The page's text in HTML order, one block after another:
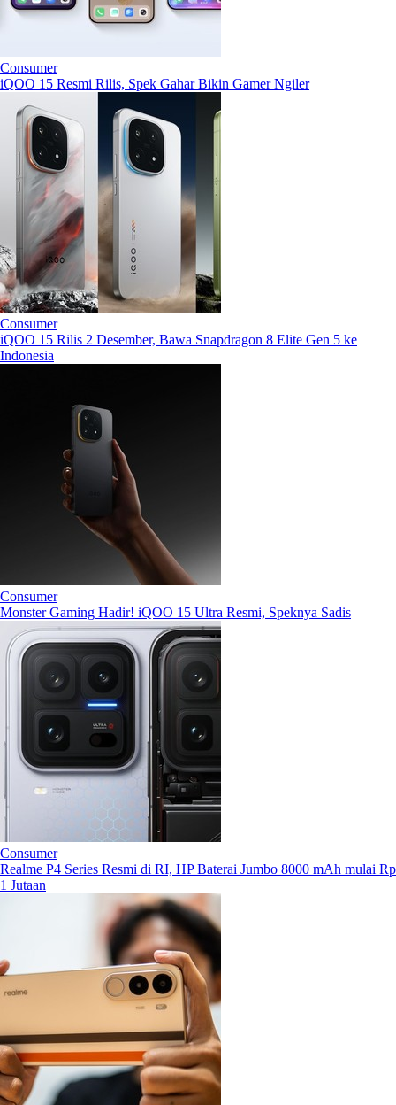
Consumer
iQOO 15 Resmi Rilis, Spek Gahar Bikin Gamer Ngiler
Consumer
iQOO 15 Rilis 2 Desember, Bawa Snapdragon 8 Elite Gen 5 ke
Indonesia
Consumer
Monster Gaming Hadir! iQOO 15 Ultra Resmi, Speknya Sadis
Consumer
Realme P4 Series Resmi di RI, HP Baterai Jumbo 8000 mAh mulai Rp
1 Jutaan